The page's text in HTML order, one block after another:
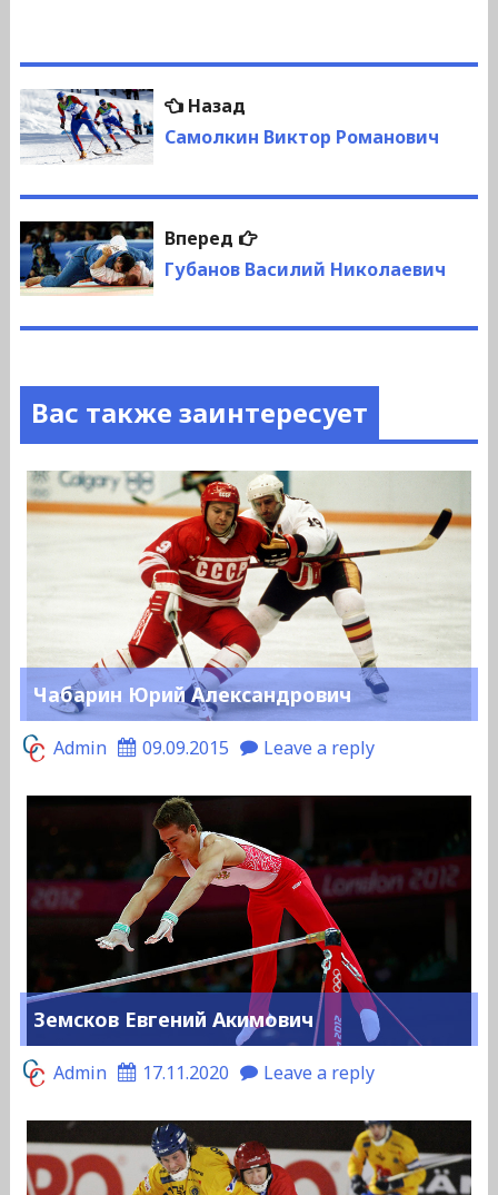
Навигация
по
записям
НазадПредыдущая
запись:
Самолкин Виктор Романович
Вперед
Следующая
запись:
Губанов Василий Николаевич
Вас также заинтересует
Чабарин Юрий Александрович
Admin 09.09.2015 Leave a reply
Земсков Евгений Акимович
Admin 17.11.2020 Leave a reply